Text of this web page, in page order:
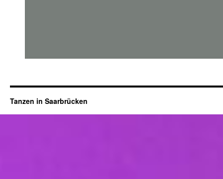
Tanzen in Saarbrücken